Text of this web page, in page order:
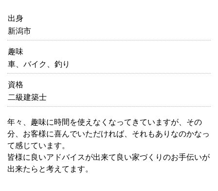
出身
新潟市
趣味
車、バイク、釣り
資格
二級建築士
年々、趣味に時間を使えなくなってきていますが、その
分、お客様に喜んでいただければ、それもありなのかなっ
て感じています。
皆様に良いアドバイスが出来て良い家づくりのお手伝いが
出来たらと考えてます。